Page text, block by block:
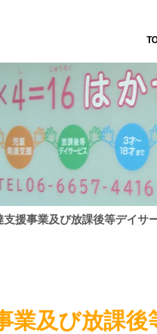
支援事業及び放課後等デイサ
業及び放課